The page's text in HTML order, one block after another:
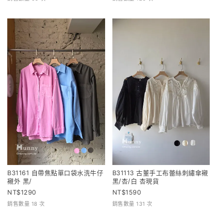
B31161 自帶焦點單口袋水洗牛仔
襯外 黑/
1290
銷售數量 18 次
B31113 古董手工布蕾絲刺繡傘襯
黑/杏/白 杏現貨
1590
銷售數量 131 次